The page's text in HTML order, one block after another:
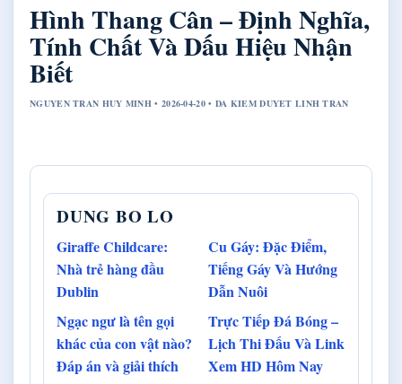
Hình Thang Cân – Định Nghĩa,
Tính Chất Và Dấu Hiệu Nhận
Biết
NGUYEN TRAN HUY MINH • 2026-04-20 • DA KIEM DUYET LINH TRAN
DUNG BO LO
Giraffe Childcare:
Nhà trẻ hàng đầu
Dublin
Cu Gáy: Đặc Điểm,
Tiếng Gáy Và Hướng
Dẫn Nuôi
Ngạc ngư là tên gọi
khác của con vật nào?
Đáp án và giải thích
Trực Tiếp Đá Bóng –
Lịch Thi Đấu Và Link
Xem HD Hôm Nay